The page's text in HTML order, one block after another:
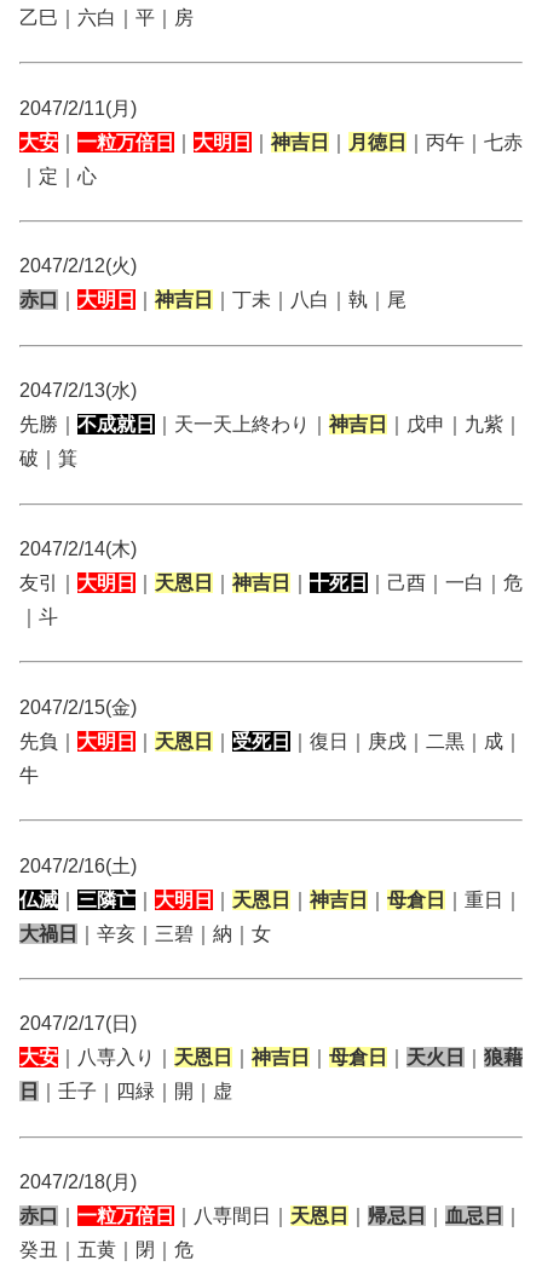
乙巳｜六白｜平｜房
2047/2/11(月)
大安
一粒万倍日 大明日 神吉日 月徳日
｜丙午｜七赤
｜定｜心
2047/2/12(火)
赤口
大明日 神吉日 ｜丁未｜八白｜執｜尾
2047/2/13(水)
先勝｜ 不成就日 ｜天一天上終わり｜ 神吉日
｜戊申｜九紫｜
破｜箕
2047/2/14(木)
友引｜ 大明日 天恩日 神吉日 十死日
｜己酉｜一白｜危
｜斗
2047/2/15(金)
先負｜ 大明日 天恩日 受死日
｜復日｜庚戌｜二黒｜成｜
牛
2047/2/16(土)
仏滅
三隣亡 大明日 天恩日 神吉日 母倉日
｜重日｜
大禍日
｜辛亥｜三碧｜納｜女
2047/2/17(日)
大安 ｜八専入り｜ 天恩日 神吉日 母倉日 天火日
狼藉
日
｜壬子｜四緑｜開｜虚
2047/2/18(月)
赤口
一粒万倍日 ｜八専間日｜ 天恩日 帰忌日 血忌日
癸丑｜五黄｜閉｜危